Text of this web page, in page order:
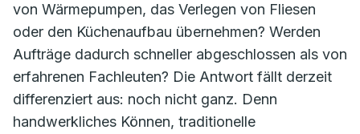
von Wärmepumpen, das Verlegen von Fliesen
oder den Küchenaufbau übernehmen? Werden
Aufträge dadurch schneller abgeschlossen als von
erfahrenen Fachleuten? Die Antwort fällt derzeit
differenziert aus: noch nicht ganz. Denn
handwerkliches Können, traditionelle